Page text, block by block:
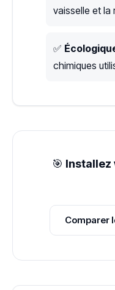
vaisselle et la
✅
chimiques
🎯 Installez
Comparer